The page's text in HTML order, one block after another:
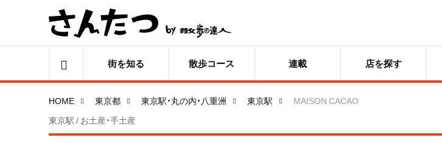
街を知る 散歩コース 連載 店を探す
HOME 東京都 東京駅・丸の内・八重洲 東京駅
MAISON CACAO
東京駅 / お土産・手土産